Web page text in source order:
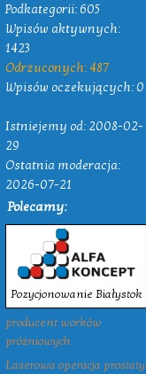
Podkategorii: 605
Wpisów aktywnych:
1423
Odrzuconych: 487
Wpisów oczekujących: 0
Istniejemy od: 2008-02-
29
Ostatnia moderacja:
2026-07-21
Polecamy:
Pozycjonowanie Białystok
producent worków
próżniowych
Laserowa operacja prostaty